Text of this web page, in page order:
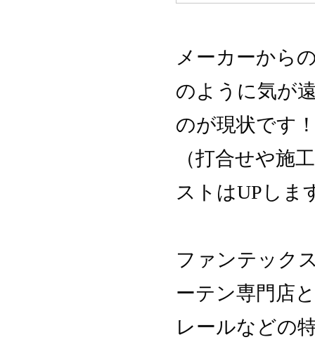
メーカーから
のように気が
のが現状です
（打合せや施
ストはUPしま
ファンテック
ーテン専門店
レールなどの